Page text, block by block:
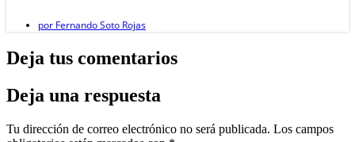
por Fernando Soto Rojas
Deja tus comentarios
Deja una respuesta
Tu dirección de correo electrónico no será publicada. Los campos